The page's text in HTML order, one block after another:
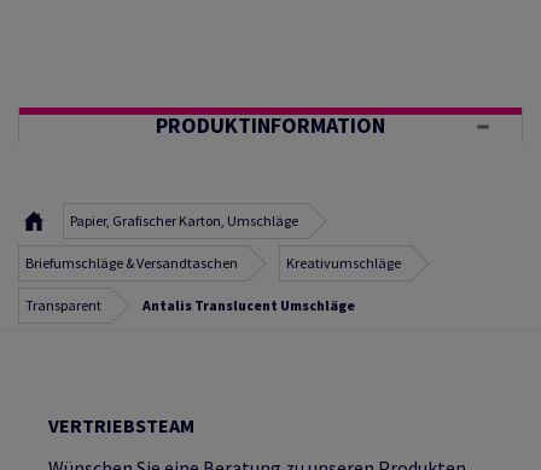
PRODUKTINFORMATION
Papier, Grafischer Karton, Umschläge
Briefumschläge & Versandtaschen Kreativumschläge
Transparent Antalis Translucent Umschläge
VERTRIEBSTEAM